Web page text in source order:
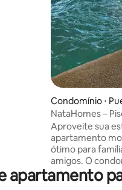
Condomínio ⋅
NataHomes –
Aproveite sua
apartamento
ótimo para
amigos. O condomínio está localizado à
beira-mar de
tranquila e
apartamento